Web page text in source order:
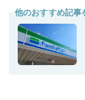
他のおすすめ記事